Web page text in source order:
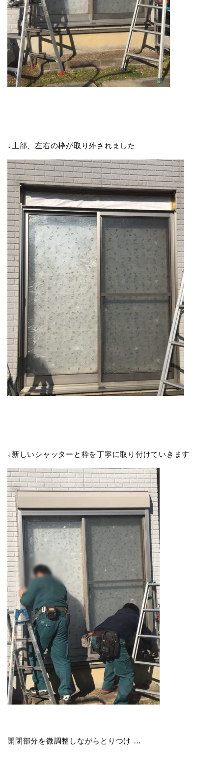
↓上部、左右の枠が取り外されました
↓新しいシャッターと枠を丁寧に取り付けていきます
開閉部分を微調整しながらとりつけ …